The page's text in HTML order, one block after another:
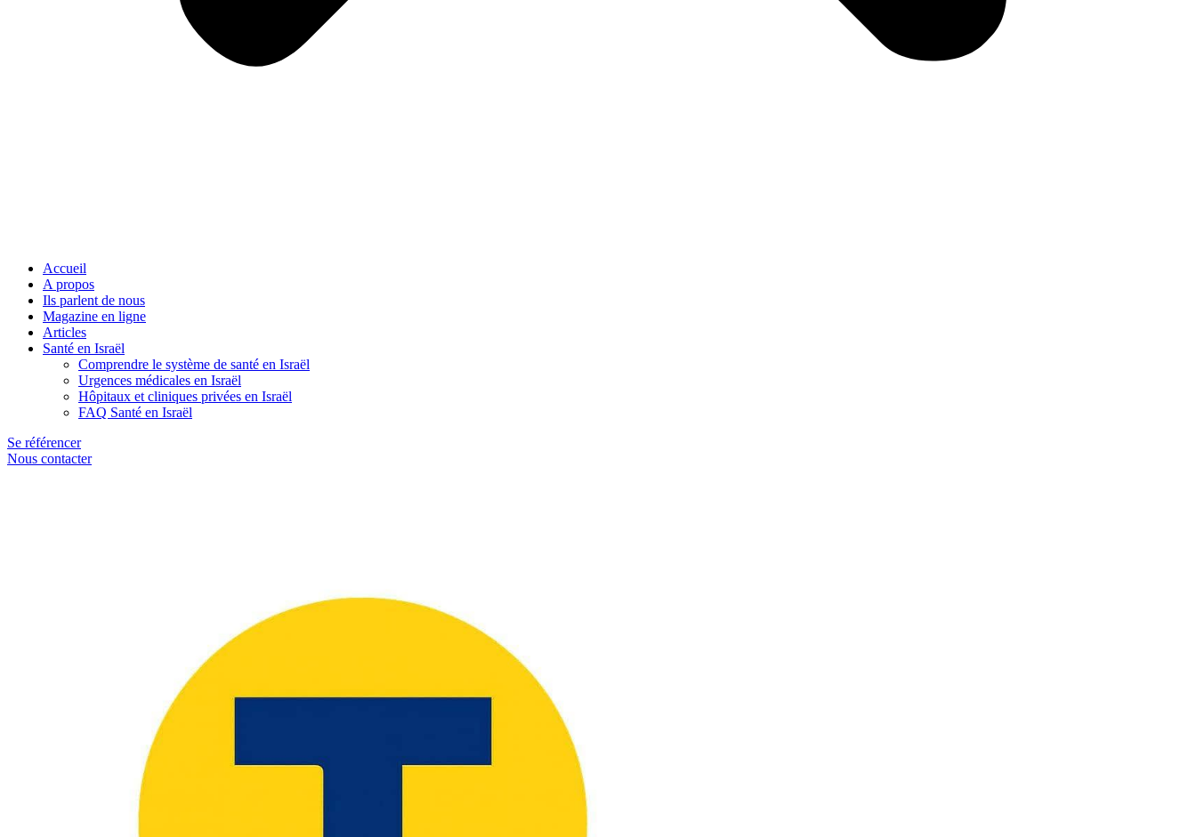
Accueil
A propos
Ils parlent de nous
Magazine en ligne
Articles
Santé en Israël
Comprendre le système de santé en Israël
Urgences médicales en Israël
Hôpitaux et cliniques privées en Israël
FAQ Santé en Israël
Se référencer
Nous contacter